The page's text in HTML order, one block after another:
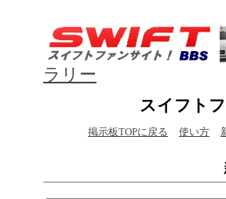
ラリー
スイフト
掲示板TOPに戻る 使い方